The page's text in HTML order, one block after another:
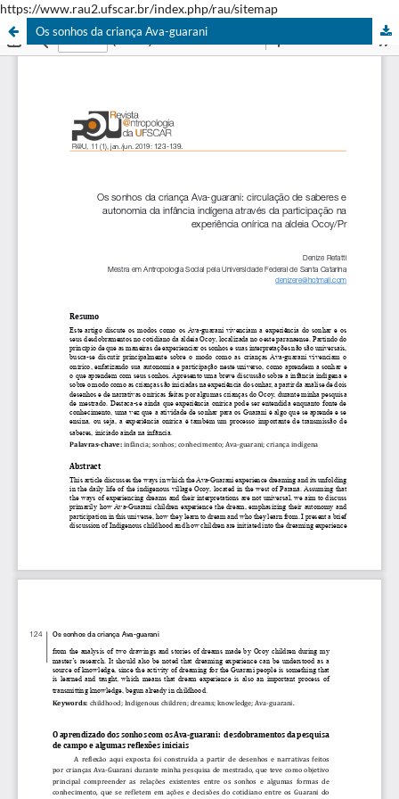
https://www.rau2.ufscar.br/index.php/rau/sitemap
Os sonhos da criança Ava-guarani